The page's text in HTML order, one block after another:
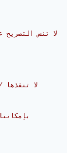
// لا تنفذها